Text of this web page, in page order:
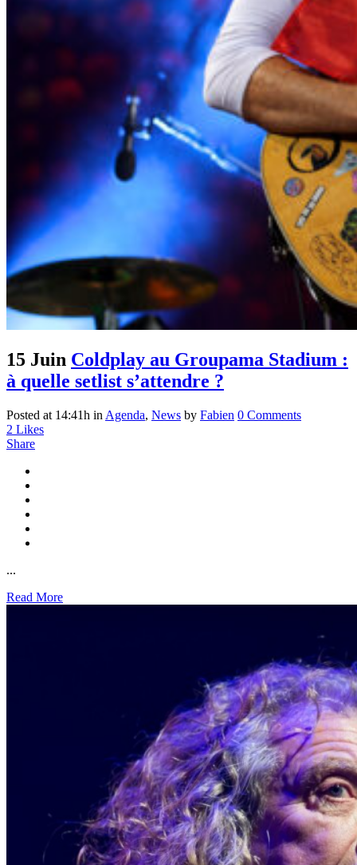
15 Juin Coldplay au Groupama Stadium :
à quelle setlist s’attendre ?
Posted at 14:41h in Agenda, News by Fabien 0 Comments
2 Likes
Share
...
Read More